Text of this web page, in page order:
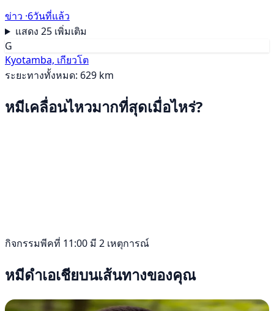
ข่าว ·6วันที่แล้ว
แสดง 25 เพิ่มเติม
G
Kyotamba, เกียวโต
ระยะทางทั้งหมด: 629 km
หมีเคลื่อนไหวมากที่สุดเมื่อไหร่?
กิจกรรมพีคที่ 11:00 มี 2 เหตุการณ์
หมีดำเอเชียบนเส้นทางของคุณ